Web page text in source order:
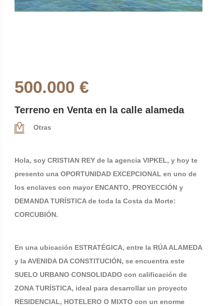
500.000 €
Terreno en Venta en la calle alameda
Otras
Hola, soy CRISTIAN REY de la agencia VIPKEL, y hoy te
presento una OPORTUNIDAD EXCEPCIONAL en uno de
los enclaves con mayor ENCANTO, PROYECCIÓN y
DEMANDA TURÍSTICA de toda la Costa da Morte:
CORCUBIÓN.
En una ubicación ESTRATÉGICA, entre la RÚA ALAMEDA
y la AVENIDA DA CONSTITUCIÓN, se encuentra este
SUELO URBANO CONSOLIDADO con calificación de
ZONA TURÍSTICA, ideal para desarrollar un proyecto
RESIDENCIAL, HOTELERO O MIXTO con un enorme